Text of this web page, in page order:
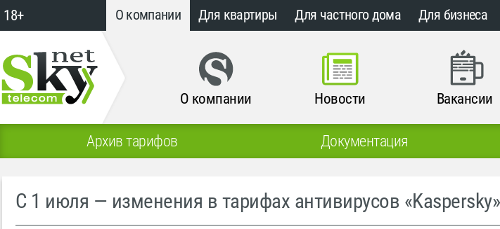
18+ О компании Для квартиры Для частного дома Для бизнеса
О компании Новости Вакансии
Архив тарифов Документация
С 1 июля — изменения в тарифах антивирусов «Kaspersky»